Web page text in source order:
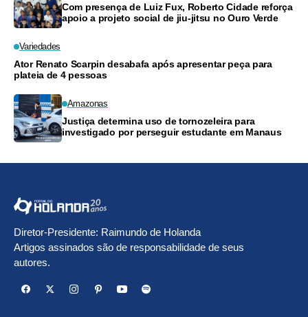
Com presença de Luiz Fux, Roberto Cidade reforça
apoio a projeto social de jiu-jitsu no Ouro Verde
Variedades
Ator Renato Scarpin desabafa após apresentar peça para
plateia de 4 pessoas
Amazonas
Justiça determina uso de tornozeleira para
investigado por perseguir estudante em Manaus
Diretor-Presidente: Raimundo de Holanda
Artigos assinados são de responsabilidade de seus
autores.